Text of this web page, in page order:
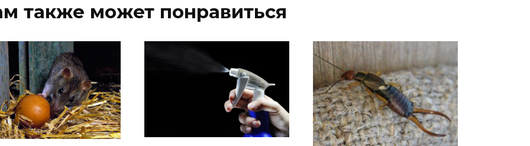
также может понравиться